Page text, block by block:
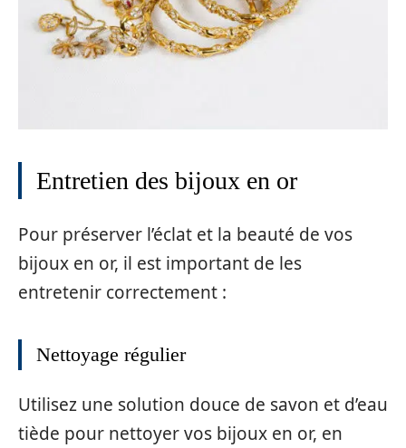
Entretien des bijoux en or
Pour préserver l’éclat et la beauté de vos
bijoux en or, il est important de les
entretenir correctement :
Nettoyage régulier
Utilisez une solution douce de savon et d’eau
tiède pour nettoyer vos bijoux en or, en